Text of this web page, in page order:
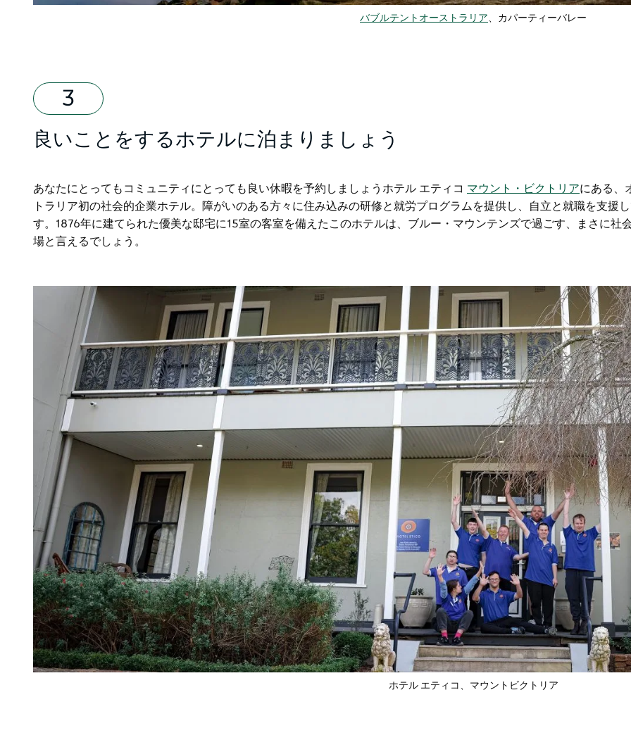
バブルテントオーストラリア、カパーティーバレー
良いことをするホテルに泊まりましょう
あなたにとってもコミュニティにとっても良い休暇を予約しましょう ホテル エティコ マウント・ビクトリアにある 、
トラリア初の社会的企業ホテル。障がいのある方々に住み込みの研修と就労プログラムを提供し、自立と就職を支援
す。1876年に建てられた優美な邸宅に15室の客室を備えたこのホテルは、ブルー・マウンテンズで過ごす、まさに社
場と言えるでしょう。
ホテル エティコ 、マウントビクトリア